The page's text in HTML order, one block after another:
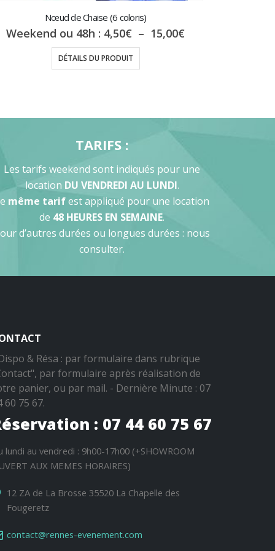
Nœud de Chaise (6 coloris)
Weekend ou 48h : 4,50€ – 15,00€Plage
DÉTAILS DU PRODUIT
TARIFS :
Les tarifs weekend sont indiqués pour une
location DU VENDREDI AU LUNDI.
même tarifest appliqué pour une location
de 48 HEURES EN SEMAINE.
d’autres durées ou longues durées : nous
consulter.
& Résa : par formulaire dans rubrique
par formulaire après réalisation de
panier, ou par mail. - Dernière Minute : 07
60 75 67.
: 07 44 60 75 67
lundi au vendredi : 9h00-17h00 (+SHOWROOM
AUX MEMES HORAIRES)
12 ZA de La Brosse 35520 La Chapelle des
Fougeretz
contact@rennes-evenement.com